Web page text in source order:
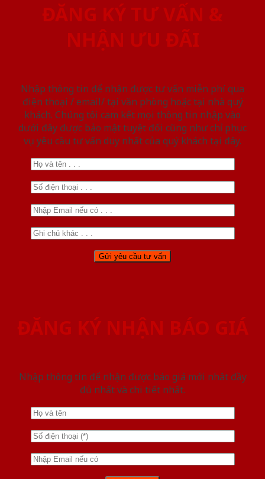
ĐĂNG KÝ TƯ VẤN &
NHẬN ƯU ĐÃI
Nhập thông tin để nhận được tư vấn miễn phí qua
điện thoại / email/ tại văn phòng hoặc tại nhà quý
khách. Chúng tôi cam kết mọi thông tin nhập vào
dưới đây được bảo mật tuyệt đối cũng như chỉ phục
vụ yêu cầu tư vấn duy nhất của quý khách tại đây.
ĐĂNG KÝ NHẬN BÁO GIÁ
Nhập thông tin để nhận được báo giá mới nhât đầy
đủ nhất và chi tiết nhất.